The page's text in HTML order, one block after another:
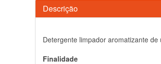
Descrição
Detergente limpador aromatizante
Finalidade